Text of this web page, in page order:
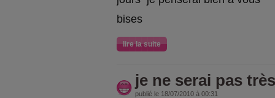
bises
lire la suite
je ne serai pas
publié le 18/07/2010 à 00:31